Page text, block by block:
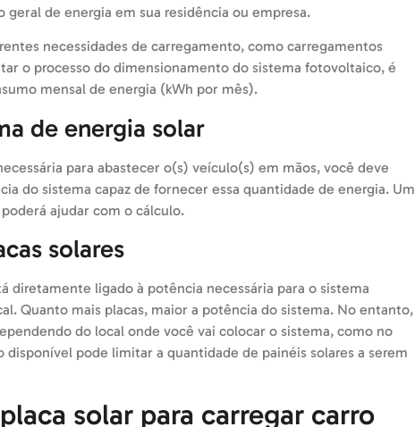
de energia em sua residência ou empresa.
necessidades de carregamento, como carregamentos
o processo do dimensionamento do sistema fotovoltaico, é
mensal de energia (kWh por mês).
de energia solar
para abastecer o(s) veículo(s) em mãos, você deve
do sistema capaz de fornecer essa quantidade de energia. Um
ajudar com o cálculo.
solares
diretamente ligado à potência necessária para o sistema
Quanto mais placas, maior a potência do sistema. No entanto,
do local onde você vai colocar o sistema, como no
pode limitar a quantidade de painéis solares a serem
solar para carregar carro